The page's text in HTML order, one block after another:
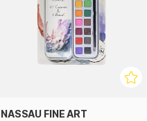
NASSAU FINE ART